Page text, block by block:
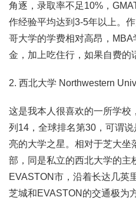
角逐，录取率不足10%，
作经验平均达到3-5年以上。
哥大学的学费相对高昂，
金，加上吃住行，如果自费的
2. 西北大学 Northwestern
这是我本人很喜欢的一所学校
列14，全球排名第30，可谓
亮的大学之星。相对于芝大坐
部，同是私立的西北大学的主
EVASTON市，沿着长达几英
芝城和EVASTON的交通极为